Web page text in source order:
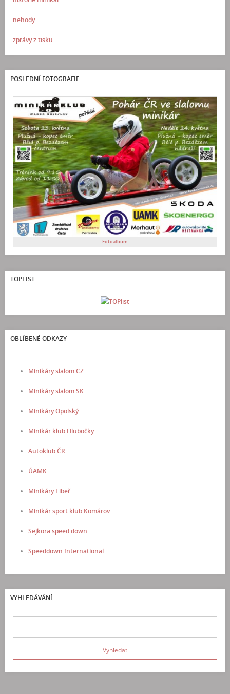
nehody
zprávy z tisku
POSLEDNÍ FOTOGRAFIE
Fotoalbum
TOPLIST
OBLÍBENÉ ODKAZY
Minikáry slalom CZ
Minikáry slalom SK
Minikáry Opolský
Minikár klub Hlubočky
Autoklub ČR
ÚAMK
Minikáry Libeř
Minikár sport klub Komárov
Sejkora speed down
Speeddown International
VYHLEDÁVÁNÍ